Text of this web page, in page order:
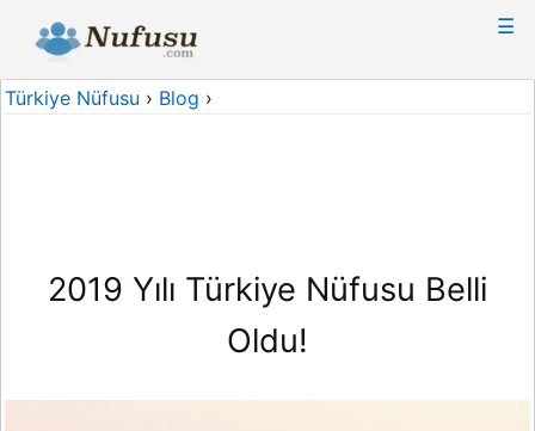
☰
Türkiye Nüfusu › Blog ›
2019 Yılı Türkiye Nüfusu Belli
Oldu!